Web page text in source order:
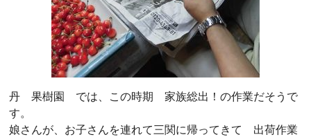
丹 果樹園 では、この時期 家族総出！の作業だそうで
す。
娘さんが、お子さんを連れて三関に帰ってきて 出荷作業